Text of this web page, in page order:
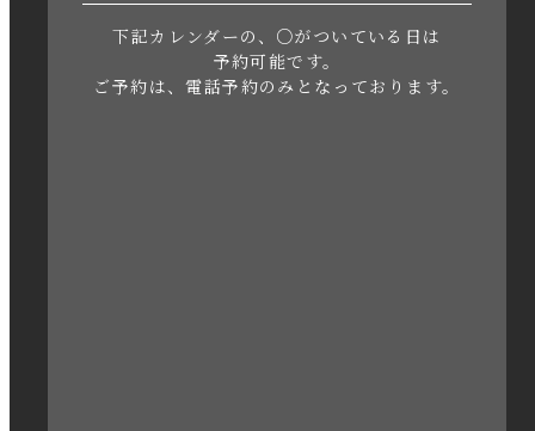
2023年5月下記カレンダーの、○がついている日は
予約可能です。
ご予約は、電話予約のみとなっております。